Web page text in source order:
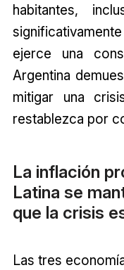
habitantes,
ejerce una
Argentina
mitigar una
restablezca por
La inflación
Latina se
que la crisis
Las tres